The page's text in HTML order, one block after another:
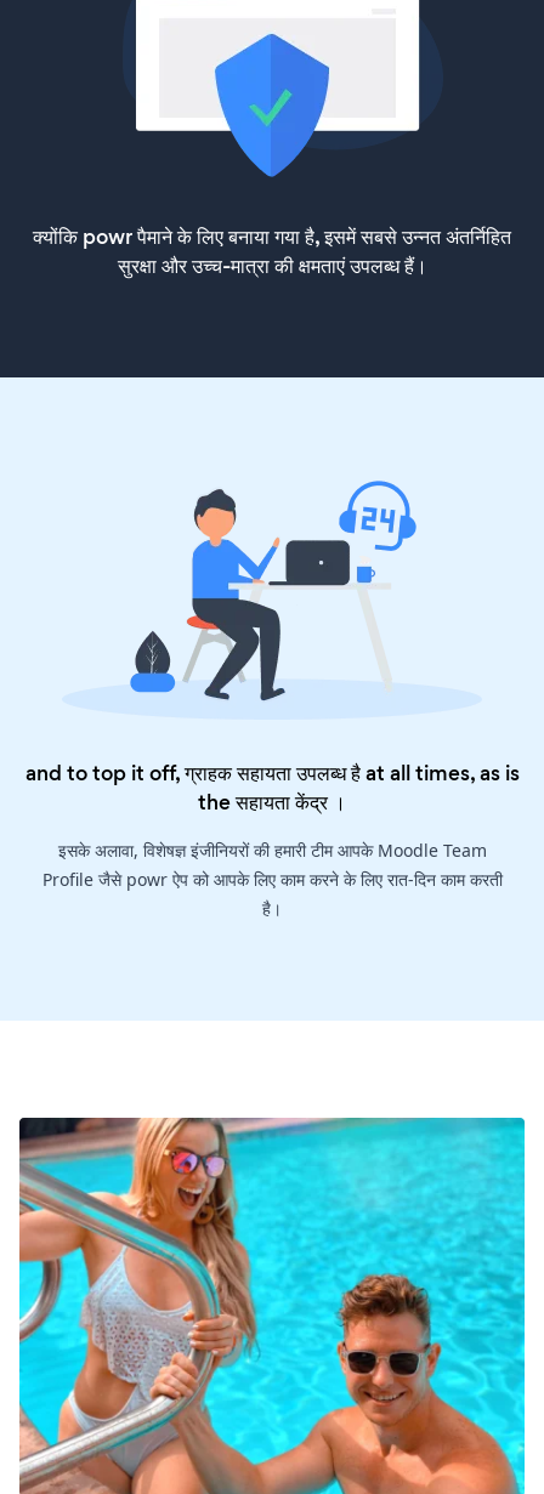
क्योंकि powr पैमाने के लिए बनाया गया है, इसमें सबसे उन्नत अंतर्निहित
सुरक्षा और उच्च-मात्रा की क्षमताएं उपलब्ध हैं।
and to top it off, ग्राहक सहायता उपलब्ध है at all times, as is
theसहायता केंद्र।
इसके अलावा, विशेषज्ञ इंजीनियरों की हमारी टीम आपके Moodle Team
Profile जैसे powr ऐप को आपके लिए काम करने के लिए रात-दिन काम करती
है।